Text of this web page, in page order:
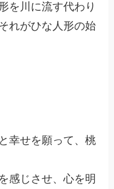
を川に流す代わり
れがひな人形の始
幸せを願って、桃
感じさせ、心を明